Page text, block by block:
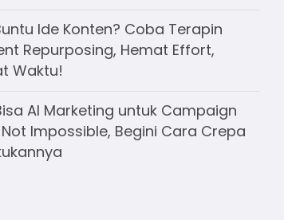
Ide Konten? Coba Terapin
Repurposing, Hemat Effort,
Waktu!
AI Marketing untuk Campaign
Not Impossible, Begini Cara Crepa